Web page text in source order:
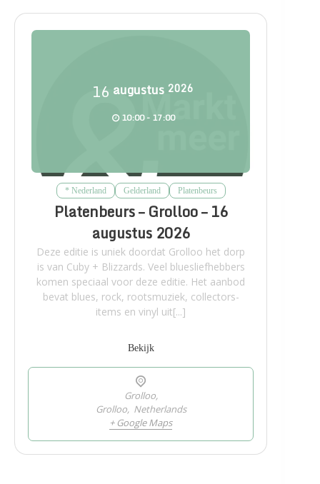
16 augustus 2026
10:00 - 17:00
* Nederland Gelderland Platenbeurs
Platenbeurs – Grolloo – 16
augustus 2026
Deze editie is uniek doordat Grolloo het dorp
is van Cuby + Blizzards. Veel bluesliefhebbers
komen speciaal voor deze editie. Het aanbod
bevat blues, rock, rootsmuziek, collectors-
items en vinyl uit[...]
Bekijk
Grolloo,
Grolloo, Netherlands
+ Google Maps